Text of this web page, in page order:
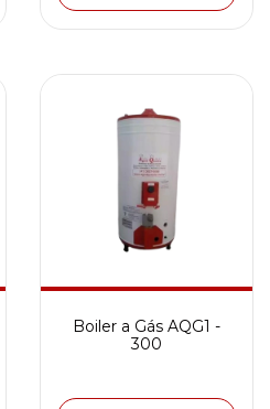
Boiler a Gás AQG1 -
300